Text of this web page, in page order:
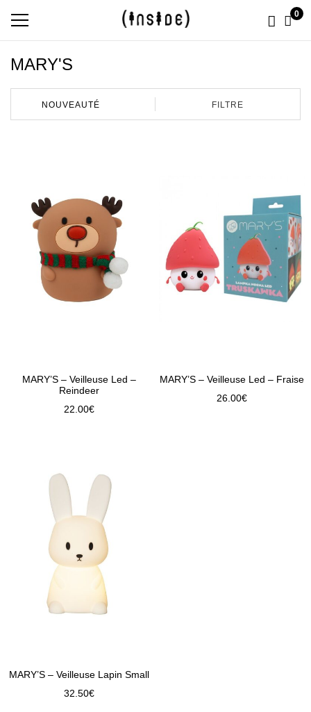
0
MARY'S
FILTRE
MARY’S – Veilleuse Led –
Reindeer
22.00€
MARY’S – Veilleuse Led – Fraise
26.00€
MARY’S – Veilleuse Lapin Small
32.50€